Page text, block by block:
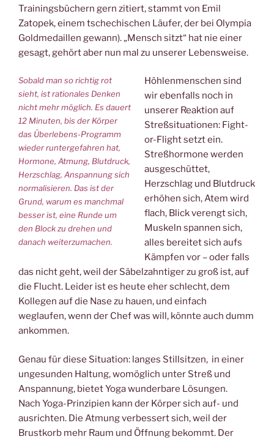
Trainingsbüchern gern zitiert, stammt von Emil
Zatopek, einem tschechischen Läufer, der bei Olympia
Goldmedaillen gewann). „Mensch sitzt“ hat nie einer
gesagt, gehört aber nun mal zu unserer Lebensweise.
Sobald man so richtig rot
sieht, ist rationales Denken
nicht mehr möglich. Es dauert
12 Minuten, bis der Körper
das Überlebens-Programm
wieder runtergefahren hat,
Hormone, Atmung, Blutdruck,
Herzschlag, Anspannung sich
normalisieren. Das ist der
Grund, warum es manchmal
besser ist, eine Runde um
den Block zu drehen und
danach weiterzumachen.
Höhlenmenschen sind
wir ebenfalls noch in
unserer Reaktion auf
Streßsituationen: Fight-
or-Flight setzt ein.
Streßhormone werden
ausgeschüttet,
Herzschlag und Blutdruck
erhöhen sich, Atem wird
flach, Blick verengt sich,
Muskeln spannen sich,
alles bereitet sich aufs
Kämpfen vor – oder falls
das nicht geht, weil der Säbelzahntiger zu groß ist, auf
die Flucht. Leider ist es heute eher schlecht, dem
Kollegen auf die Nase zu hauen, und einfach
weglaufen, wenn der Chef was will, könnte auch dumm
ankommen.
Genau für diese Situation: langes Stillsitzen, in einer
ungesunden Haltung, womöglich unter Streß und
Anspannung, bietet Yoga wunderbare Lösungen.
Nach Yoga-Prinzipien kann der Körper sich auf- und
ausrichten. Die Atmung verbessert sich, weil der
Brustkorb mehr Raum und Öffnung bekommt. Der